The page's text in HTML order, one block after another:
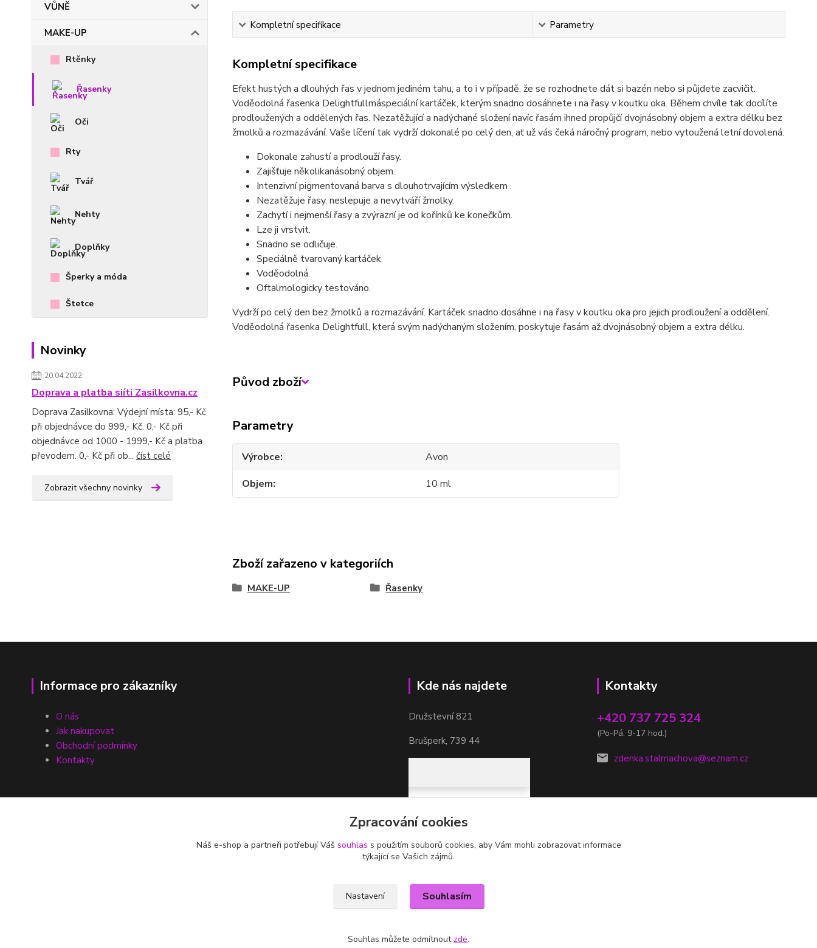
VŮNĚ
MAKE-UP
Rtěnky
Řasenky
Oči
Rty
Tvář
Nehty
Doplňky
Šperky a móda
Štetce
Novinky
20.04.2022
Doprava a platba siíti Zasilkovna.cz
Doprava Zasilkovna: Výdejní místa: 95,- Kč
při objednávce do 999,- Kč. 0,- Kč při
objednávce od 1000 - 1999,- Kč a platba
převodem. 0,- Kč při ob... číst celé
Zobrazit všechny novinky
Kompletní specifikace Parametry
Kompletní specifikace
Efekt hustých a dlouhých řas v jednom jediném tahu, a to i v případě, že se rozhodnete dát si bazén nebo si půjdete zacvičit.
Voděodolná řasenka Delightfullmáspeciální kartáček, kterým snadno dosáhnete i na řasy v koutku oka. Během chvíle tak docílíte
prodloužených a oddělených řas. Nezatěžující a nadýchané složení navíc řasám ihned propůjčí dvojnásobný objem a extra délku bez
žmolků a rozmazávání. Vaše líčení tak vydrží dokonalé po celý den, ať už vás čeká náročný program, nebo vytoužená letní dovolená.
Dokonale zahustí a prodlouží řasy.
Zajišťuje několikanásobný objem.
Intenzivní pigmentovaná barva s dlouhotrvajícím výsledkem .
Nezatěžuje řasy, neslepuje a nevytváří žmolky.
Zachytí i nejmenší řasy a zvýrazní je od kořínků ke konečkům.
Lze ji vrstvit.
Snadno se odličuje.
Speciálně tvarovaný kartáček.
Voděodolná.
Oftalmologicky testováno.
Vydrží po celý den bez žmolků a rozmazávání. Kartáček snadno dosáhne i na řasy v koutku oka pro jejich prodloužení a oddělení.
Voděodolná řasenka Delightfull, která svým nadýchaným složením, poskytuje řasám až dvojnásobný objem a extra délku.
Původ zboží
Parametry
Výrobce
Avon
Objem
10 ml
Zboží zařazeno v kategoriích
MAKE-UP Řasenky
Informace pro zákazníky
O nás
Jak nakupovat
Obchodní podmínky
Kontakty
Kde nás najdete
Družstevní 821
Brušperk, 739 44
Kontakty
+420 737 725 324
(Po-Pá, 9-17 hod.)
zdenka.stalmachova@seznam.cz
Zpracování cookies
Náš e-shop a partneři potřebují Váš souhlas s použitím souborů cookies, aby Vám mohli zobrazovat informace
týkající se Vašich zájmů.
Nastavení Souhlasím
Souhlas můžete odmítnout zde.